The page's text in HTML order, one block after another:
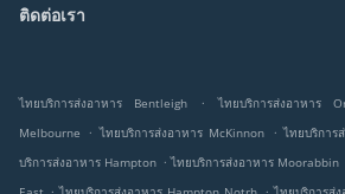
ติดต่อเรา
ไทยบริการส่งอาหาร Bentleigh . ไทยบริการส่งอาหาร
Melbourne
. ไทยบริการส่งอาหาร McKinnon . ไทยบริการ
บริการส่งอาหาร Hampton . ไทยบริการส่งอาหาร Moorabbin
. .